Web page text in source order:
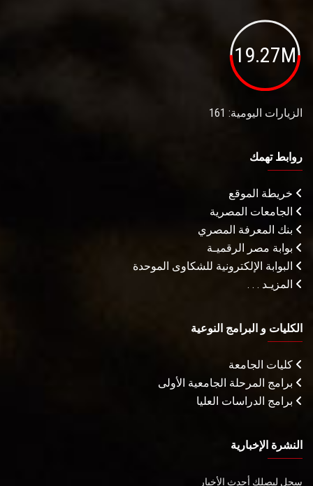
19.27M
الزيارات اليومية: 161
روابط تهمك
خريطة الموقع
الجامعات المصرية
بنك المعرفة المصري
بوابة مصر الرقميـة
البوابة الإلكترونية للشكاوى الموحدة
المزيـد . . .
الكليات و البرامج النوعية
كليات الجامعة
برامج المرحلة الجامعية الأولى
برامج الدراسات العليا
النشرة الإخبارية
سجل ليصلك أحدث الأخبار